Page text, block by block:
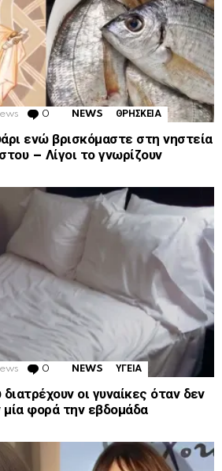
0 Comments
NEWS ΘΡΗΣΚΕΙΑ
ενώ βρισκόμαστε στη νηστεία
– Λίγοι το γνωρίζουν
0 Comments
NEWS ΥΓΕΙΑ
οι γυναίκες όταν δεν
μία φορά την εβδομάδα